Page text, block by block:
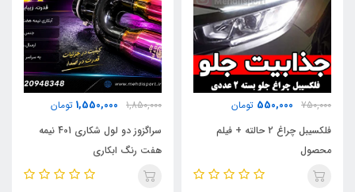
1,850,000
1,550,000
هفت رنگ ابکاری
350,000
210,000 تومان
ورق فیوز تستردار